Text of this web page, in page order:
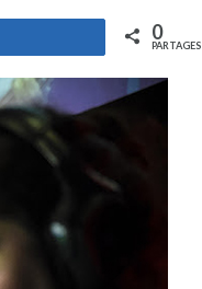
0
PARTAGES